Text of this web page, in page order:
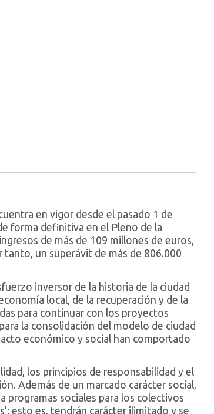
en vigor desde el pasado 1 de
forma definitiva en el Pleno de la
de más de 109 millones de euros,
un superávit de más de 806.000
inversor de la historia de la ciudad
local, de la recuperación y de la
para continuar con los proyectos
la consolidación del modelo de ciudad
económico y social han comportado
los principios de responsabilidad y el
Además de un marcado carácter social,
programas sociales para los colectivos
esto es, tendrán carácter ilimitado y se